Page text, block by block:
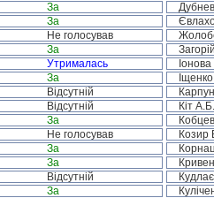
За
За
Не голосував
За
Утрималась
За
Відсутній
Відсутній Кіт А.Б.
За
Не голосував
За
За
Відсутній
За